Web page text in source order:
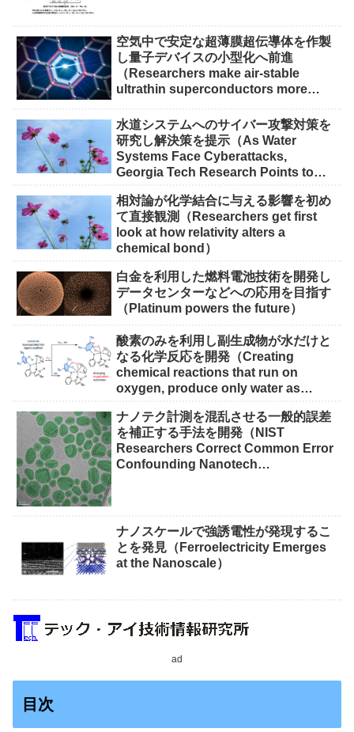
空気中で安定な超薄膜超伝導体を作製
し量子デバイスの小型化へ前進
（Researchers make air-stable
ultrathin superconductors more
水道システムへのサイバー攻撃対策を
研究し解決策を提示（As Water
Systems Face Cyberattacks,
Georgia Tech Research Points to
相対論が化学結合に与える影響を初め
て直接観測（Researchers get first
look at how relativity alters a
chemical bond）
白金を利用した燃料電池技術を開発し
データセンターなどへの応用を目指す
（Platinum powers the future）
酸素のみを利用し副生成物が水だけと
なる化学反応を開発（Creating
chemical reactions that run on
oxygen, produce only water as
ナノテク計測を混乱させる一般的誤差
を補正する手法を開発（NIST
Researchers Correct Common Error
Confounding Nanotech
ナノスケールで強誘電性が発現するこ
とを発見（Ferroelectricity Emerges
at the Nanoscale）
ad
目次